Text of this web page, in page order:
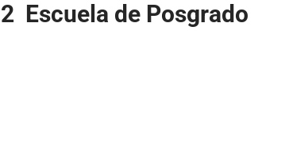
Escuela de Posgrado